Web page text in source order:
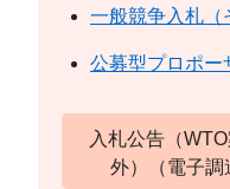
一般競争入札（
公募型プロポー
入札公告（
外）（電子調